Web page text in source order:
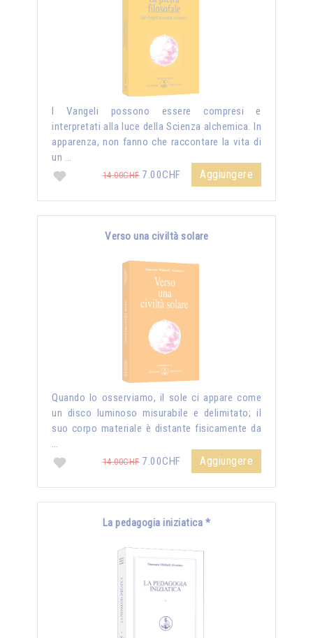
I Vangeli possono essere compresi e
interpretati alla luce della Scienza alchemica. In
apparenza, non fanno che raccontare la vita di
un …
14.00CHF7.00CHF Aggiungere
Verso una civiltà solare
Quando lo osserviamo, il sole ci appare come
un disco luminoso misurabile e delimitato; il
suo corpo materiale è distante fisicamente da
…
14.00CHF7.00CHF Aggiungere
La pedagogia iniziatica *